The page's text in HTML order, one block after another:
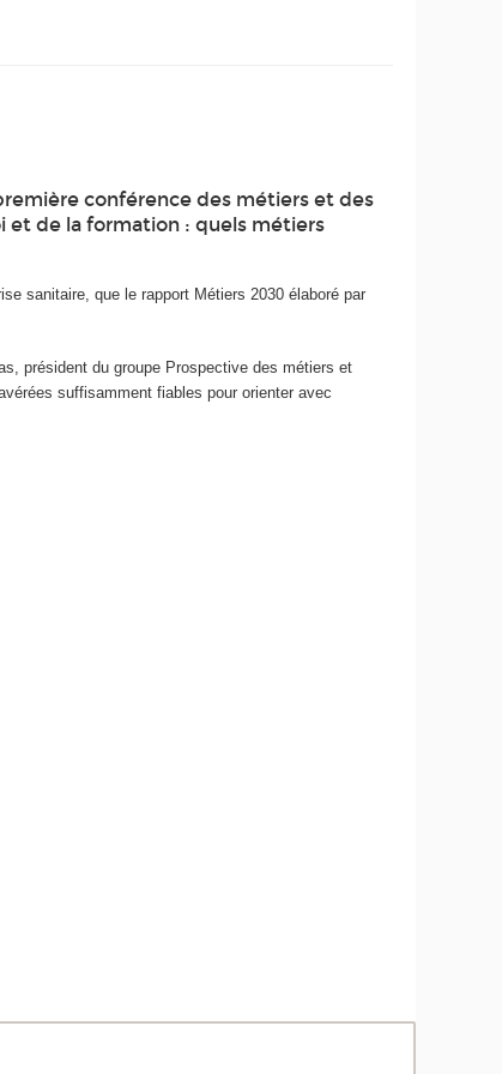
conférence des métiers et des
et de la formation : quels métiers
sanitaire, que le rapport Métiers 2030 élaboré par
président du groupe Prospective des métiers et
suffisamment fiables pour orienter avec